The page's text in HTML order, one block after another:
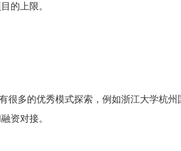
的上限。
多的优秀模式探索，例如浙江大学杭
资对接。